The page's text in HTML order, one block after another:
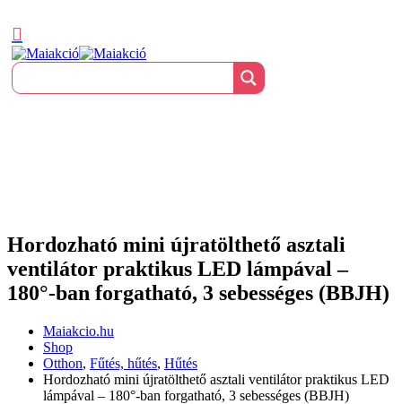
Hordozható mini újratölthető asztali
ventilátor praktikus LED lámpával –
180°-ban forgatható, 3 sebességes (BBJH)
Maiakcio.hu
Shop
Otthon, Fűtés, hűtés, Hűtés
Hordozható mini újratölthető asztali ventilátor praktikus LED
lámpával – 180°-ban forgatható, 3 sebességes (BBJH)